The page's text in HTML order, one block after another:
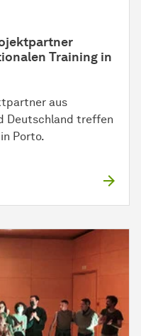
Training in
aus
Deutschland treffen
Porto.